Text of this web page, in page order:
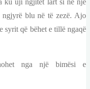
blu në të zezë. Ajo
syrit që bëhet e tillë ngaqë
nga një bimësi e